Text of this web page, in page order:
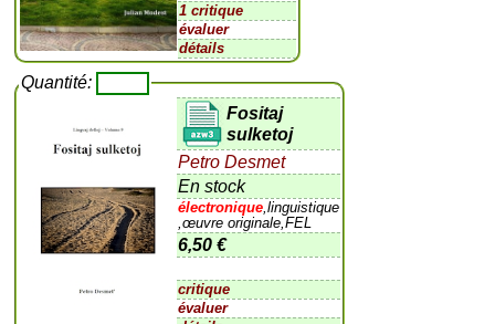
1 critique
évaluer
détails
Quantité:
Fositaj
sulketoj
Petro Desmet
En stock
électronique ,linguistique
,œuvre originale,FEL
6,50 €
critique
évaluer